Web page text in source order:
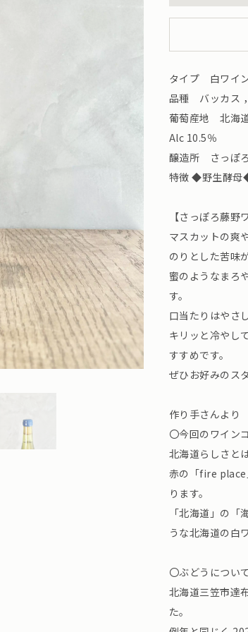
タイプ 白ワイ
品種 バッカス
葡萄産地 北海
Alc 10.5％
醸造所 さっぽ
特徴 ◆野生酵
【さっぽろ藤
マスカットの爽
のりとした苦味
蜜のようなまろ
す。
口当たりはやさ
キリッと冷やし
すすめです。
ぜひお好みのス
作り手さんより
〇今回のワイン
北海道らしさと
赤の「fire
ります。
「北海道」の
うな北海道の白
〇ぶどうについて
北海道三笠市達
た。